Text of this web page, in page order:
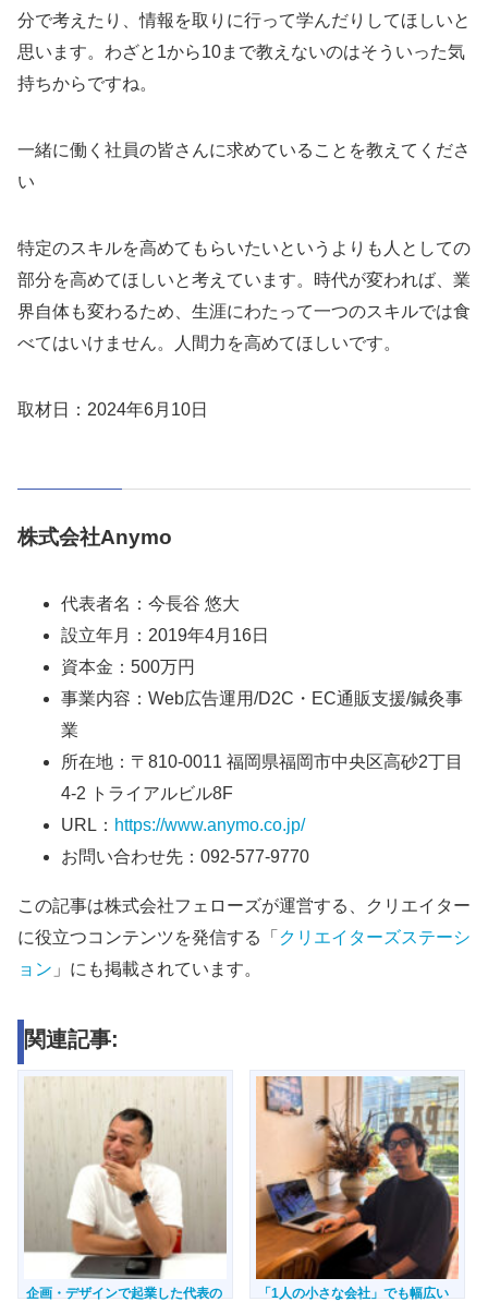
分で考えたり、情報を取りに行って学んだりしてほしいと
思います。わざと1から10まで教えないのはそういった気
持ちからですね。
一緒に働く社員の皆さんに求めていることを教えてくださ
い
特定のスキルを高めてもらいたいというよりも人としての
部分を高めてほしいと考えています。時代が変われば、業
界自体も変わるため、生涯にわたって一つのスキルでは食
べてはいけません。人間力を高めてほしいです。
取材日：2024年6月10日
株式会社Anymo
代表者名：今長谷 悠大
設立年月：2019年4月16日
資本金：500万円
事業内容：Web広告運用/D2C・EC通販支援/鍼灸事
業
所在地：〒810-0011 福岡県福岡市中央区高砂2丁目
4-2 トライアルビル8F
URL： https://www.anymo.co.jp/
お問い合わせ先：092-577-9770
この記事は株式会社フェローズが運営する、クリエイター
に役立つコンテンツを発信する「 クリエイターズステーシ
ョン 」にも掲載されています。
関連記事:
企画・デザインで起業した代表の 「1人の小さな会社」でも幅広い